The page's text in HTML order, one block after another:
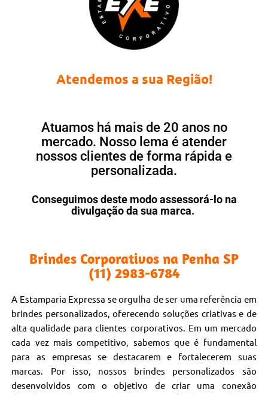
Atendemos a sua Região!
Atuamos há mais de 20 anos no
mercado. Nosso lema é atender
nossos clientes de forma rápida e
personalizada.
Conseguimos deste modo assessorá-lo na
divulgação da sua marca.
Brindes Corporativos na Penha SP
(11) 2983-6784
A Estamparia Expressa se orgulha de ser uma referência em
brindes personalizados, oferecendo soluções criativas e de
alta qualidade para clientes corporativos. Em um mercado
cada vez mais competitivo, sabemos que é fundamental
para as empresas se destacarem e fortalecerem suas
marcas. Por isso, nossos brindes personalizados são
desenvolvidos com o objetivo de criar uma conexão